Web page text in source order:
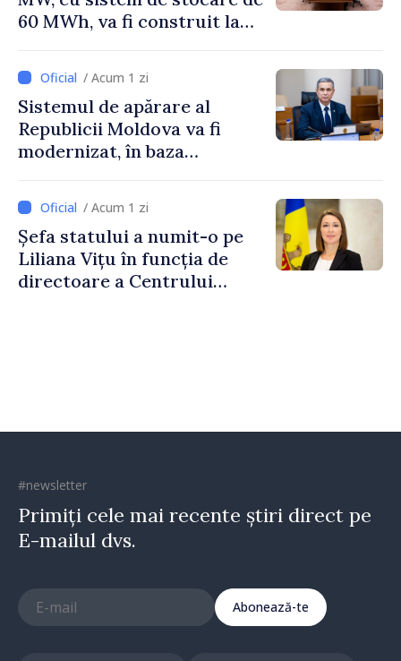
60 MWh, va fi construit la
/ Acum 1 zi
Sistemul de apărare al
Republicii Moldova va fi
modernizat, în baza
implementare a Strategiei
Naționale de Apărare
/ Acum 1 zi
Șefa statului a numit-o pe
Liliana Vițu în funcția de
directoare a Centrului
#newsletter
Primiți cele mai recente știri direct pe
E-mailul dvs.
Abonează-te